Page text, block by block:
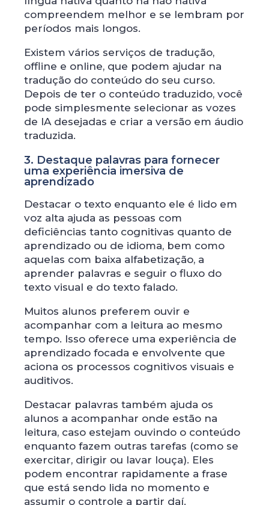
compreendem melhor e se lembram por
períodos mais longos.
Existem vários serviços de tradução,
offline e online, que podem ajudar na
tradução do conteúdo do seu curso.
Depois de ter o conteúdo traduzido, você
pode simplesmente selecionar as vozes
de IA desejadas e criar a versão em áudio
traduzida.
3. Destaque palavras para fornecer
uma experiência imersiva de
aprendizado
Destacar o texto enquanto ele é lido em
voz alta ajuda as pessoas com
deficiências tanto cognitivas quanto de
aprendizado ou de idioma, bem como
aquelas com baixa alfabetização, a
aprender palavras e seguir o fluxo do
texto visual e do texto falado.
Muitos alunos preferem ouvir e
acompanhar com a leitura ao mesmo
tempo. Isso oferece uma experiência de
aprendizado focada e envolvente que
aciona os processos cognitivos visuais e
auditivos.
Destacar palavras também ajuda os
alunos a acompanhar onde estão na
leitura, caso estejam ouvindo o conteúdo
enquanto fazem outras tarefas (como se
exercitar, dirigir ou lavar louça). Eles
podem encontrar rapidamente a frase
que está sendo lida no momento e
assumir o controle a partir daí.